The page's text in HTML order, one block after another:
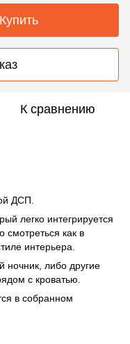
Купить
К сравнению
ДСП.
легко интегрируется
смотреться как в
интерьера.
либо другие
с кроватью.
в собранном